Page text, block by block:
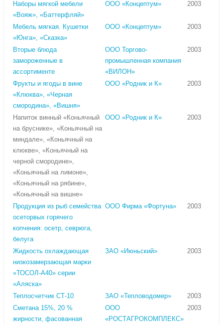
Наборы мягкой мебели
«Вояж», «Баттерфляй»
ООО «Концептум» 2003
Мебель мягкая. Кушетки
«Юнга», «Сказка»
ООО «Концептум» 2003
Вторые блюда
замороженные в
ассортименте
ООО Торгово-
промышленная компания
«ВИЛОН»
2003
Фрукты и ягоды в вине
«Клюква», «Черная
смородина», «Вишня»
ООО «Родник и К» 2003
Напиток винный «Коньячный
на бруснике», «Коньячный на
миндале», «Коньячный на
клюкве», «Коньячный на
черной смородине»,
«Коньячный на лимоне»,
«Коньячный на рябине»,
«Коньячный на вишне»
ООО «Родник и К» 2003
Продукция из рыб семейства
осеторвых горячего
копчения: осетр, севрюга,
белуга
ООО Фирма «Фортуна» 2003
Жидкость охлаждающая
низкозамерзающая марки
«ТОСОЛ-А40» серии
«Аляска»
ЗАО «Июньский» 2003
Теплосчетчик СТ-10 ЗАО «Тепловодомер»
2003
Сметана 15%, 20 %
жирности, фасованная
ООО
«РОСТАГРОКОМПЛЕКС»
2003